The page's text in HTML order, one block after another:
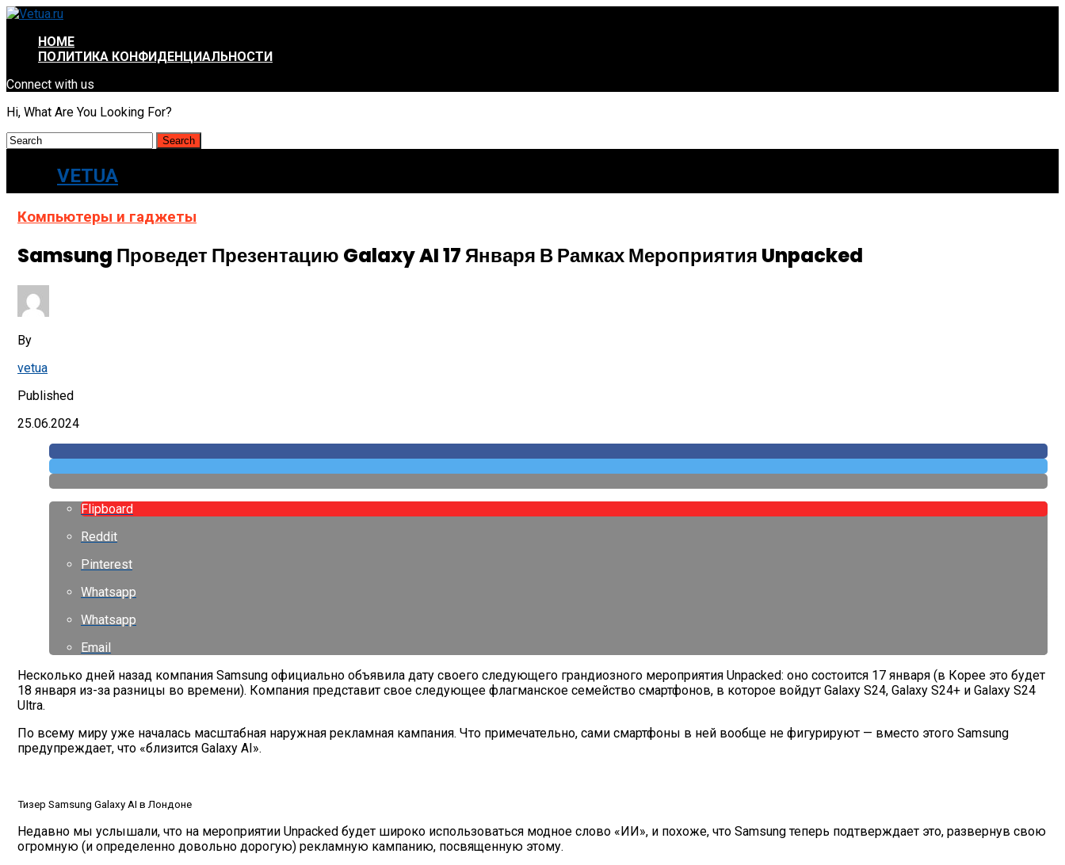
HOME
ПОЛИТИКА КОНФИДЕНЦИАЛЬНОСТИ
Connect with us
Hi, What Are You Looking For?
VETUA
Компьютеры и гаджеты
Samsung Проведет Презентацию Galaxy AI 17 Января В Рамках Мероприятия Unpacked
By
vetua
Published
25.06.2024
Flipboard
Reddit
Pinterest
Whatsapp
Whatsapp
Email
Несколько дней назад компания Samsung официально объявила дату своего следующего грандиозного мероприятия Unpacked: оно состоится 17 января (в Корее это будет
18 января из-за разницы во времени). Компания представит свое следующее флагманское семейство смартфонов, в которое войдут Galaxy S24, Galaxy S24+ и Galaxy S24
Ultra.
По всему миру уже началась масштабная наружная рекламная кампания. Что примечательно, сами смартфоны в ней вообще не фигурируют — вместо этого Samsung
предупреждает, что «близится Galaxy AI».
Тизер Samsung Galaxy AI в Лондоне
Недавно мы услышали, что на мероприятии Unpacked будет широко использоваться модное слово «ИИ», и похоже, что Samsung теперь подтверждает это, развернув свою
огромную (и определенно довольно дорогую) рекламную кампанию, посвященную этому.